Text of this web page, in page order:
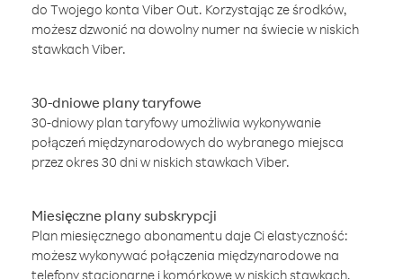
do Twojego konta Viber Out. Korzystając ze środków,
możesz dzwonić na dowolny numer na świecie w niskich
stawkach Viber.
30-dniowe plany taryfowe
30-dniowy plan taryfowy umożliwia wykonywanie
połączeń międzynarodowych do wybranego miejsca
przez okres 30 dni w niskich stawkach Viber.
Miesięczne plany subskrypcji
Plan miesięcznego abonamentu daje Ci elastyczność:
możesz wykonywać połączenia międzynarodowe na
telefony stacjonarne i komórkowe w niskich stawkach,